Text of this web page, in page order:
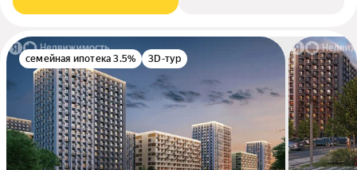
семейная ипотека 3.5% 3D-тур